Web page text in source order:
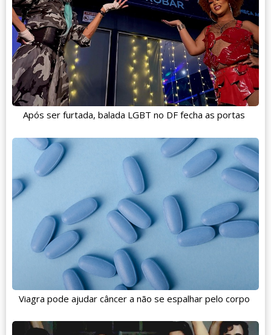
Após ser furtada, balada LGBT no DF fecha as portas
Viagra pode ajudar câncer a não se espalhar pelo corpo